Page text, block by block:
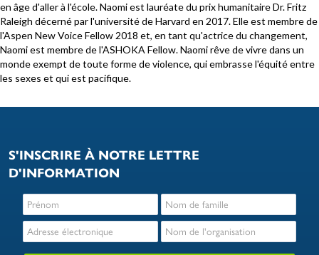
en âge d'aller à l'école. Naomi est lauréate du prix humanitaire Dr. Fritz
Raleigh décerné par l'université de Harvard en 2017. Elle est membre de
l'Aspen New Voice Fellow 2018 et, en tant qu'actrice du changement,
Naomi est membre de l'ASHOKA Fellow. Naomi rêve de vivre dans un
monde exempt de toute forme de violence, qui embrasse l'équité entre
les sexes et qui est pacifique.
S'INSCRIRE À NOTRE LETTRE
D'INFORMATION